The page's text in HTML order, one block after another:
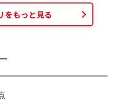
をもっと見る